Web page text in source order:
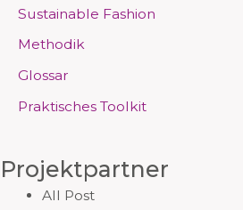
Sustainable Fashion
Methodik
Glossar
Praktisches Toolkit
Projektpartner
All Post